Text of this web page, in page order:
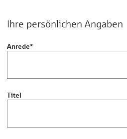
Ihre persönlichen Angaben
Anrede*
Titel